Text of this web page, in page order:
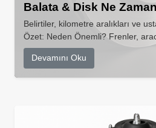
Balata & Disk Ne
Belirtiler, kilometre aralıkları ve
Özet: Neden Önemli? Frenler,
Devamını Oku